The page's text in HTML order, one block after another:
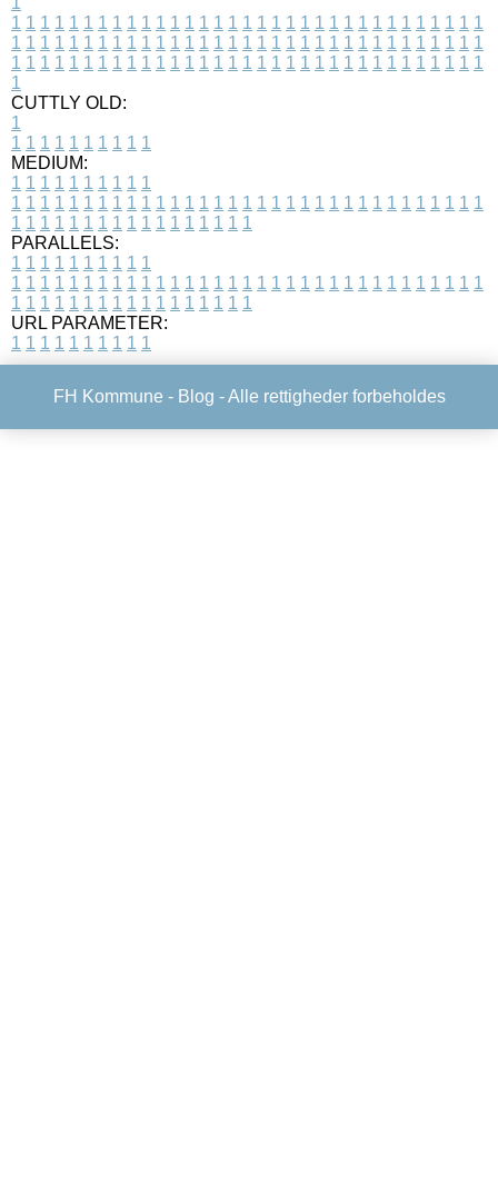
1 1 1 1 1 1 1 1 1 1 1 1 1 1 1 1 1 1 1 1 1 1 1 1 1 1 1 1 1 1 1 1 1
1 1 1 1 1 1 1 1 1 1 1 1 1 1 1 1 1 1 1 1 1 1 1 1 1 1 1 1 1 1 1 1 1
1 1 1 1 1 1 1 1 1 1 1 1 1 1 1 1 1 1 1 1 1 1 1 1 1 1 1 1 1 1 1 1 1
1
CUTTLY OLD:
1
1 1 1 1 1 1 1 1 1 1
MEDIUM:
1 1 1 1 1 1 1 1 1 1
1 1 1 1 1 1 1 1 1 1 1 1 1 1 1 1 1 1 1 1 1 1 1 1 1 1 1 1 1 1 1 1 1
1 1 1 1 1 1 1 1 1 1 1 1 1 1 1 1 1
PARALLELS:
1 1 1 1 1 1 1 1 1 1
1 1 1 1 1 1 1 1 1 1 1 1 1 1 1 1 1 1 1 1 1 1 1 1 1 1 1 1 1 1 1 1 1
1 1 1 1 1 1 1 1 1 1 1 1 1 1 1 1 1
URL PARAMETER:
1 1 1 1 1 1 1 1 1 1
FH Kommune - Blog - Alle rettigheder forbeholdes